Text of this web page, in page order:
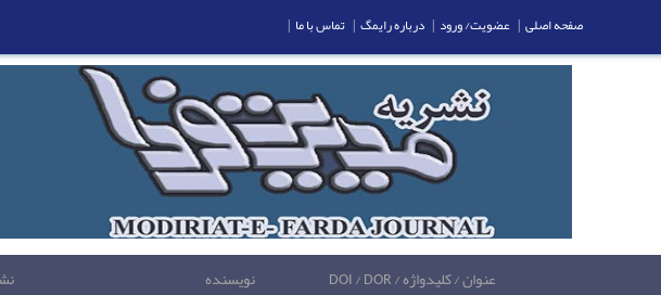
عنوان / کلیدواژه / DOI / DOR نویسنده
صفحه اصلی | عضویت/ ورود | درباره رایمگ | تماس با ما |